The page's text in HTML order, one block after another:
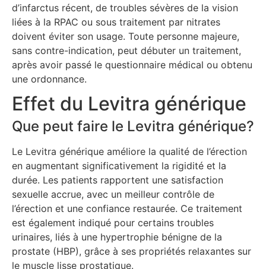
d’infarctus récent, de troubles sévères de la vision
liées à la RPAC ou sous traitement par nitrates
doivent éviter son usage. Toute personne majeure,
sans contre-indication, peut débuter un traitement,
après avoir passé le questionnaire médical ou obtenu
une ordonnance.
Effet du Levitra générique
Que peut faire le Levitra générique?
Le Levitra générique améliore la qualité de l’érection
en augmentant significativement la rigidité et la
durée. Les patients rapportent une satisfaction
sexuelle accrue, avec un meilleur contrôle de
l’érection et une confiance restaurée. Ce traitement
est également indiqué pour certains troubles
urinaires, liés à une hypertrophie bénigne de la
prostate (HBP), grâce à ses propriétés relaxantes sur
le muscle lisse prostatique.